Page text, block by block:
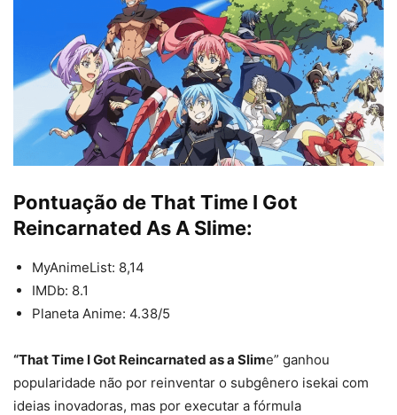
Pontuação de That Time I Got
Reincarnated As A Slime:
MyAnimeList: 8,14
IMDb: 8.1
Planeta Anime: 4.38/5
“That Time I Got Reincarnated as a Slime” ganhou
popularidade não por reinventar o subgênero isekai com
ideias inovadoras, mas por executar a fórmula